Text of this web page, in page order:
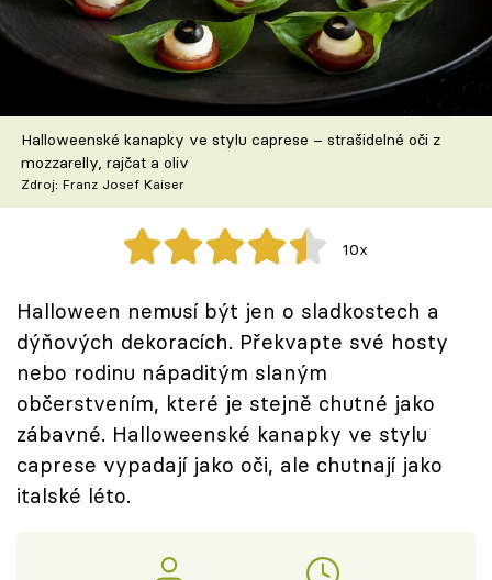
Škola vaření
Recepty z TV
Speciál: Cuketa
Těhotnej kuchař
Sledujte prima+
Přihlášení
Sledujte nás
Halloweenské kanapky ve stylu caprese – strašidelné oči z
mozzarelly, rajčat a oliv
Zdroj: Franz Josef Kaiser
10x
Halloween nemusí být jen o sladkostech a
dýňových dekoracích. Překvapte své hosty
nebo rodinu nápaditým slaným
občerstvením, které je stejně chutné jako
zábavné. Halloweenské kanapky ve stylu
caprese vypadají jako oči, ale chutnají jako
italské léto.